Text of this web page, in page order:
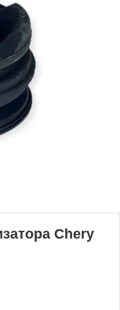
Chery